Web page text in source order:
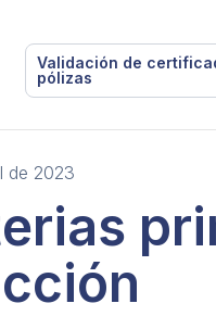
Validación de
pólizas
de 2023